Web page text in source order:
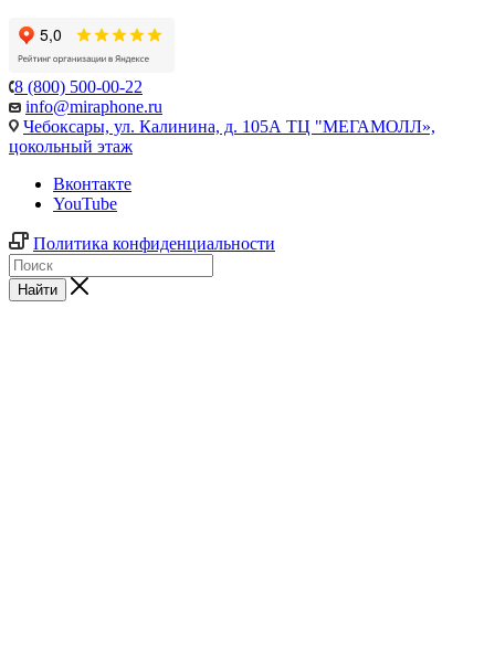
8 (800) 500-00-22
info@miraphone.ru
Чебоксары, ул. Калинина, д. 105А ТЦ "МЕГАМОЛЛ»,
цокольный этаж
Вконтакте
YouTube
Политика конфиденциальности
Найти